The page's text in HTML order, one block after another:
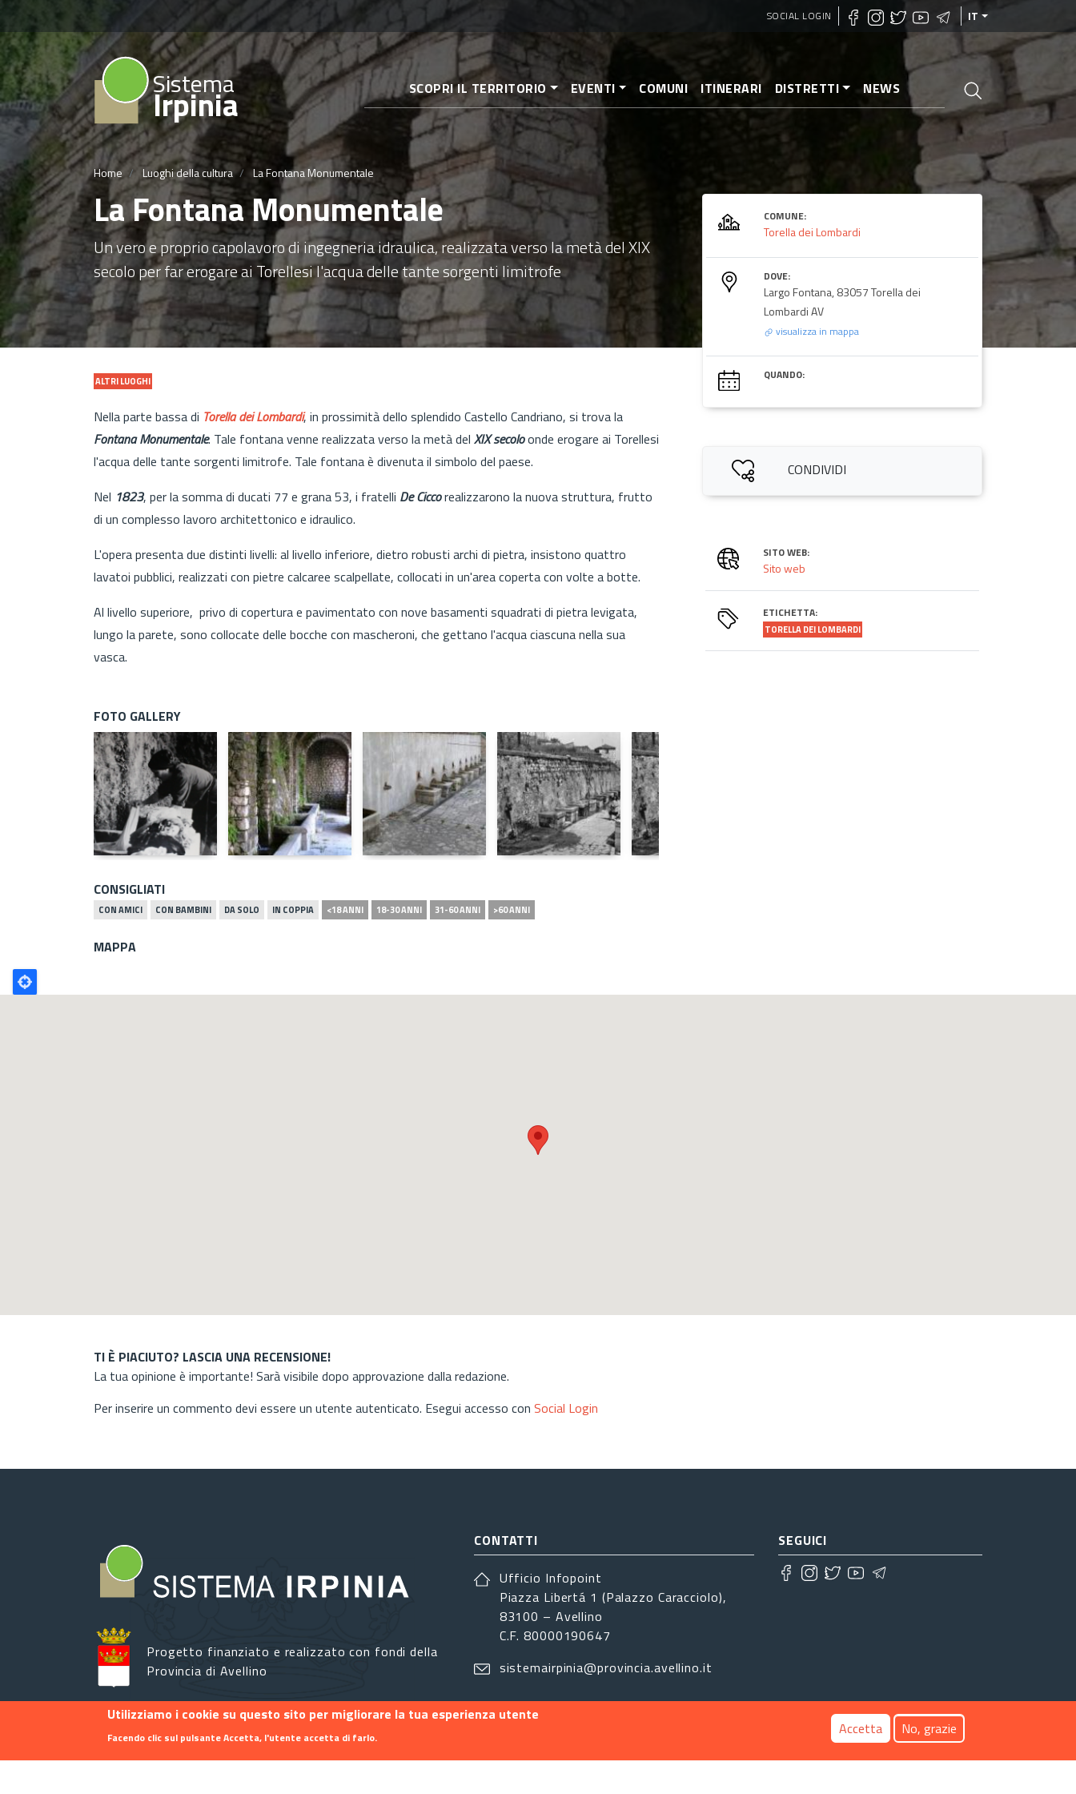
contenuto
principale
SOCIAL LOGIN IT
Sistema
Irpinia SCOPRI IL TERRITORIO EVENTI COMUNI ITINERARI DISTRETTI NEWS
Home Luoghi della cultura La Fontana Monumentale
La Fontana Monumentale
Un vero e proprio capolavoro di ingegneria idraulica, realizzata verso la metà del XIX
secolo per far erogare ai Torellesi l'acqua delle tante sorgenti limitrofe
ALTRI LUOGHI
Nella parte bassa di Torella dei Lombardi, in prossimità dello splendido Castello Candriano, si trova la
Fontana Monumentale. Tale fontana venne realizzata verso la metà del XIX secoloonde erogare ai Torellesi
l'acqua delle tante sorgenti limitrofe. Tale fontana è divenuta il simbolo del paese.
Nel 1823, per la somma di ducati 77 e grana 53, i fratelli De Ciccorealizzarono la nuova struttura, frutto
di un complesso lavoro architettonico e idraulico.
L'opera presenta due distinti livelli: al livello inferiore, dietro robusti archi di pietra, insistono quattro
lavatoi pubblici, realizzati con pietre calcaree scalpellate, collocati in un'area coperta con volte a botte.
Al livello superiore, privo di copertura e pavimentato con nove basamenti squadrati di pietra levigata,
lungo la parete, sono collocate delle bocche con mascheroni, che gettano l'acqua ciascuna nella sua
vasca.
FOTO GALLERY
CONSIGLIATI
CON AMICI CON BAMBINI DA SOLO IN COPPIA <18 ANNI 18-30 ANNI 31-60 ANNI >60 ANNI
COMUNE:
Torella dei Lombardi
DOVE:
Largo Fontana, 83057 Torella dei
Lombardi AV
visualizza in mappa
QUANDO:
CONDIVIDI
SITO WEB:
Sito web
ETICHETTA:
TORELLA DEI LOMBARDI
MAPPA
Poligono
GEO
TI È PIACIUTO? LASCIA UNA RECENSIONE!
La tua opinione è importante! Sarà visibile dopo approvazione dalla redazione.
Per inserire un commento devi essere un utente autenticato. Esegui accesso con Social Login
Progetto finanziato e realizzato con fondi della
Provincia di Avellino
CONTATTI
Ufficio Infopoint
Piazza Libertá 1 (Palazzo Caracciolo),
83100 – Avellino
C.F. 80000190647
sistemairpinia@provincia.avellino.it
SEGUICI
Utilizziamo i cookie su questo sito per migliorare la tua esperienza utente
Facendo clic sul pulsante Accetta, l'utente accetta di farlo. Accetta No, grazie